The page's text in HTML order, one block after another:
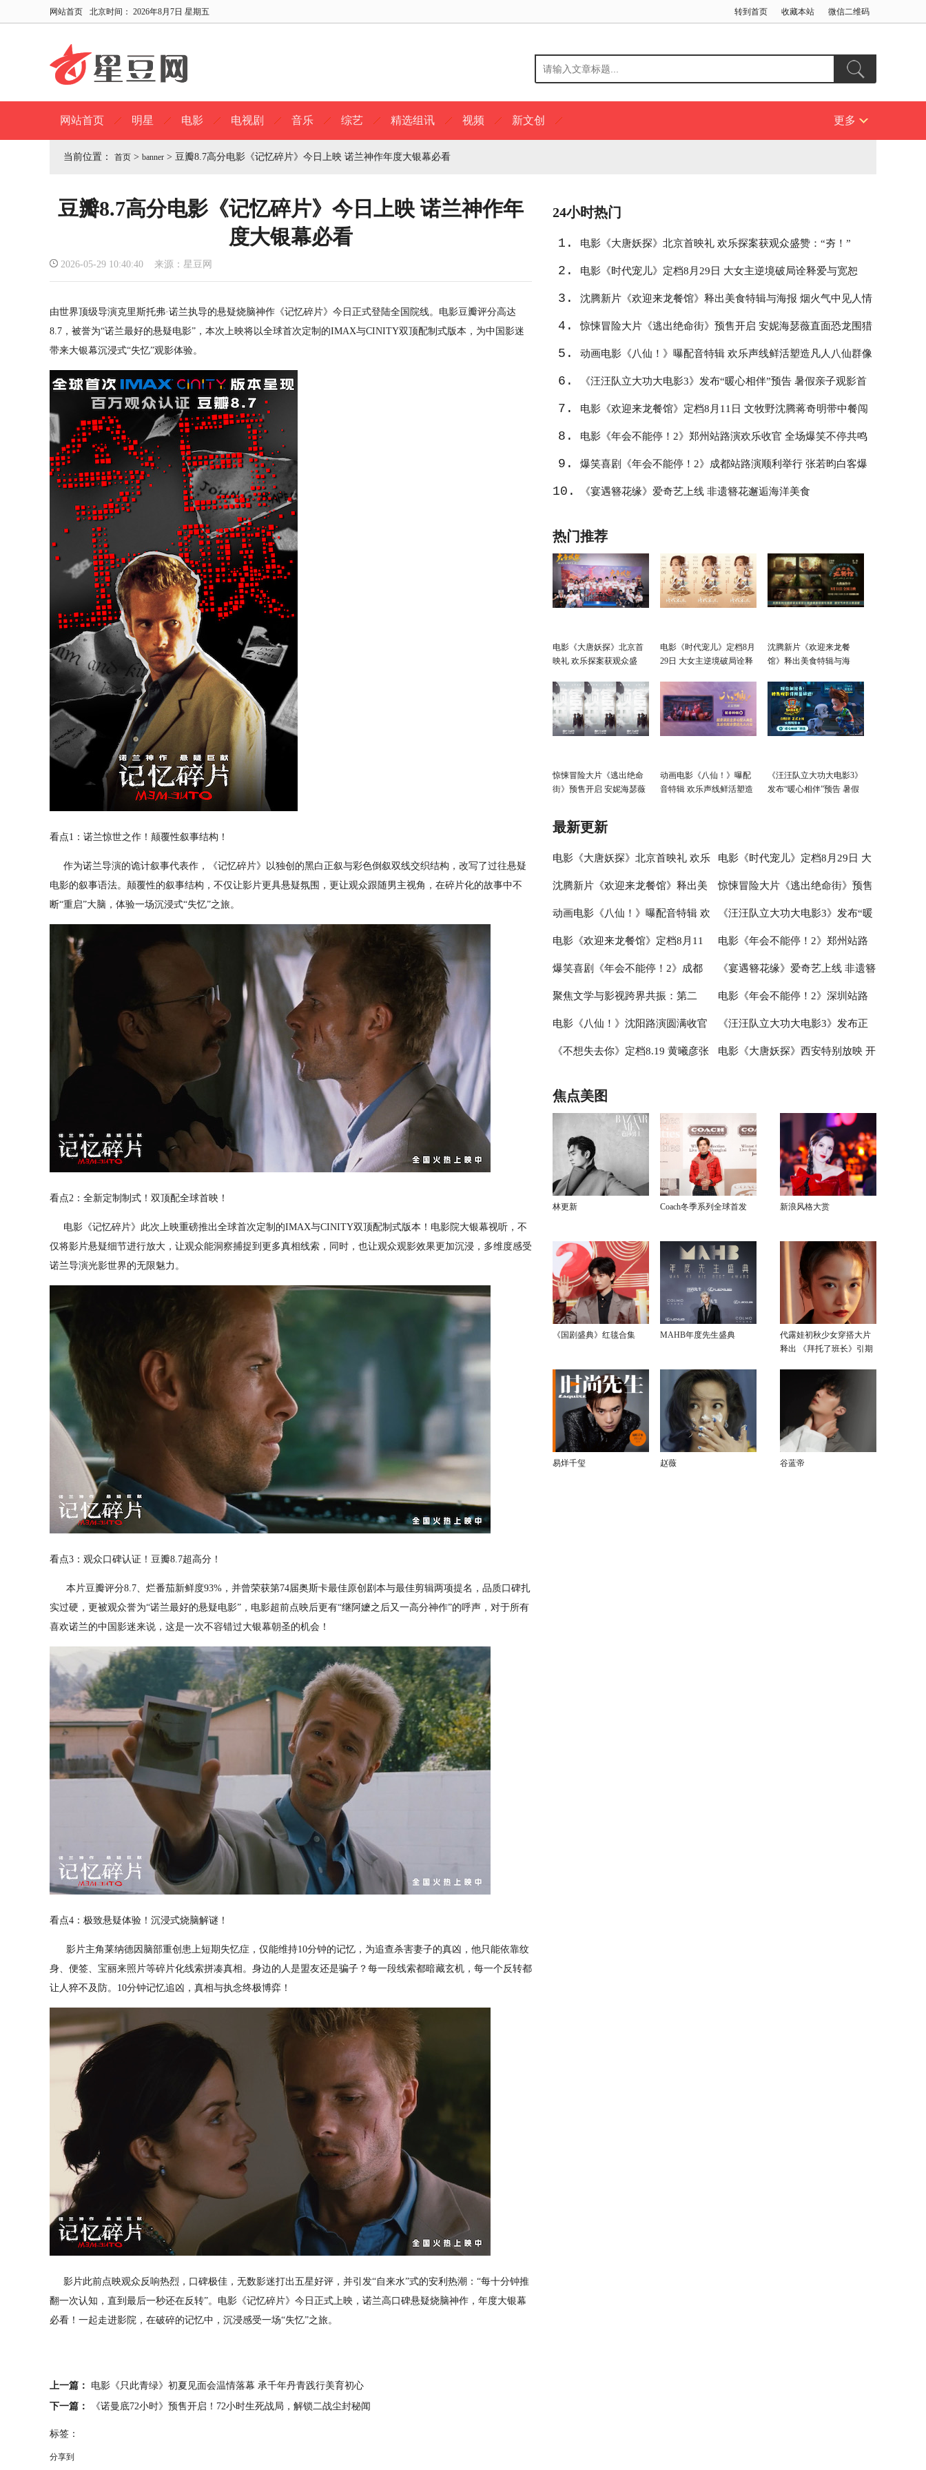
网站首页 北京时间： 2026年8月7日 星期五 转到首页 收藏本站 微信二维码
网站首页 明星 电影 电视剧 音乐 综艺 精选组讯 视频 新文创 更多
当前位置： 首页 > banner > 豆瓣8.7高分电影《记忆碎片》今日上映 诺兰神作年度大银幕必看
豆瓣8.7高分电影《记忆碎片》今日上映 诺兰神作年
度大银幕必看
2026-05-29 10:40:40 来源：星豆网
由世界顶级导演克里斯托弗·诺兰执导的悬疑烧脑神作《记忆碎片》今日正式登陆全国院线。电影豆瓣评分高达
8.7，被誉为“诺兰最好的悬疑电影”，本次上映将以全球首次定制的IMAX与CINITY双顶配制式版本，为中国影迷
带来大银幕沉浸式“失忆”观影体验。
看点1：诺兰惊世之作！颠覆性叙事结构！
作为诺兰导演的诡计叙事代表作，《记忆碎片》以独创的黑白正叙与彩色倒叙双线交织结构，改写了过往悬疑
电影的叙事语法。颠覆性的叙事结构，不仅让影片更具悬疑氛围，更让观众跟随男主视角，在碎片化的故事中不
断“重启”大脑，体验一场沉浸式“失忆”之旅。
看点2：全新定制制式！双顶配全球首映！
电影《记忆碎片》此次上映重磅推出全球首次定制的IMAX与CINITY双顶配制式版本！电影院大银幕视听，不
仅将影片悬疑细节进行放大，让观众能洞察捕捉到更多真相线索，同时，也让观众观影效果更加沉浸，多维度感受
诺兰导演光影世界的无限魅力。
看点3：观众口碑认证！豆瓣8.7超高分！
本片豆瓣评分8.7、烂番茄新鲜度93%，并曾荣获第74届奥斯卡最佳原创剧本与最佳剪辑两项提名，品质口碑扎
实过硬，更被观众誉为“诺兰最好的悬疑电影”，电影超前点映后更有“继阿嬷之后又一高分神作”的呼声，对于所有
喜欢诺兰的中国影迷来说，这是一次不容错过大银幕朝圣的机会！
看点4：极致悬疑体验！沉浸式烧脑解谜！
影片主角莱纳德因脑部重创患上短期失忆症，仅能维持10分钟的记忆，为追查杀害妻子的真凶，他只能依靠纹
身、便签、宝丽来照片等碎片化线索拼凑真相。身边的人是盟友还是骗子？每一段线索都暗藏玄机，每一个反转都
让人猝不及防。10分钟记忆追凶，真相与执念终极博弈！
影片此前点映观众反响热烈，口碑极佳，无数影迷打出五星好评，并引发“自来水”式的安利热潮：“每十分钟推
翻一次认知，直到最后一秒还在反转”。电影《记忆碎片》今日正式上映，诺兰高口碑悬疑烧脑神作，年度大银幕
必看！一起走进影院，在破碎的记忆中，沉浸感受一场“失忆”之旅。
上一篇：
电影《只此青绿》初夏见面会温情落幕 承千年丹青践行美育初心
下一篇：
《诺曼底72小时》预售开启！72小时生死战局，解锁二战尘封秘闻
标签：
分享到
24小时热门
1. 电影《大唐妖探》北京首映礼 欢乐探案获观众盛赞：“夯！”
2. 电影《时代宠儿》定档8月29日 大女主逆境破局诠释爱与宽恕
3. 沈腾新片《欢迎来龙餐馆》释出美食特辑与海报 烟火气中见人情
温暖
4. 惊悚冒险大片《逃出绝命街》预售开启 安妮海瑟薇直面恐龙围猎
5. 动画电影《八仙！》曝配音特辑 欢乐声线鲜活塑造凡人八仙群像
6. 《汪汪队立大功大电影3》发布“暖心相伴”预告 暑假亲子观影首
选
7. 电影《欢迎来龙餐馆》定档8月11日 文牧野沈腾蒋奇明带中餐闯
中东
8. 电影《年会不能停！2》郑州站路演欢乐收官 全场爆笑不停共鸣
不止
9. 爆笑喜剧《年会不能停！2》成都站路演顺利举行 张若昀白客爆
笑整活走心输出
10. 《宴遇簪花缘》爱奇艺上线 非遗簪花邂逅海洋美食
热门推荐
电影《大唐妖探》北京首
映礼 欢乐探案获观众盛
电影《时代宠儿》定档8月
29日 大女主逆境破局诠释
沈腾新片《欢迎来龙餐
馆》释出美食特辑与海
惊悚冒险大片《逃出绝命
街》预售开启 安妮海瑟薇
动画电影《八仙！》曝配
音特辑 欢乐声线鲜活塑造
《汪汪队立大功大电影3》
发布“暖心相伴”预告 暑假
最新更新
电影《大唐妖探》北京首映礼 欢乐
探案获观众盛赞：“夯！”
电影《时代宠儿》定档8月29日 大
女主逆境破局诠释爱与宽恕
沈腾新片《欢迎来龙餐馆》释出美
食特辑与海报 烟火气中见人情温暖
惊悚冒险大片《逃出绝命街》预售
开启 安妮海瑟薇直面恐龙围猎
动画电影《八仙！》曝配音特辑 欢
乐声线鲜活塑造凡人八仙群像
《汪汪队立大功大电影3》发布“暖
心相伴”预告 暑假亲子观影首选
电影《欢迎来龙餐馆》定档8月11
日 文牧野沈腾蒋奇明带中餐闯中东
电影《年会不能停！2》郑州站路
演欢乐收官 全场爆笑不停共鸣不止
爆笑喜剧《年会不能停！2》成都
站路演顺利举行 张若昀白客爆笑整
活走心输出
《宴遇簪花缘》爱奇艺上线 非遗簪
花邂逅海洋美食
聚焦文学与影视跨界共振：第二
届“中子星·小说月报影视改编价值
潜力榜”在盐城揭晓
电影《年会不能停！2》深圳站路
演笑声不断 主创解读分享更多幕后
创作
电影《八仙！》沈阳路演圆满收官
主创与观众互赠“东北特色”惊喜
《汪汪队立大功大电影3》发布正
片片段 点映好评如潮线下人气爆棚
《不想失去你》定档8.19 黄曦彦张 电影《大唐妖探》西安特别放映 开
焦点美图
林更新 Coach冬季系列全球首发 新浪风格大赏
《国剧盛典》红毯合集 MAHB年度先生盛典
代露娃初秋少女穿搭大片
释出 《拜托了班长》引期
易烊千玺 赵薇 谷蓝帝